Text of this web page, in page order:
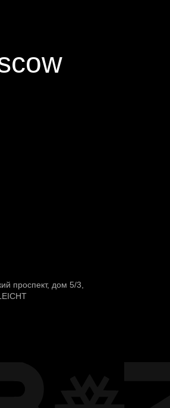
проспект, дом 5/3,